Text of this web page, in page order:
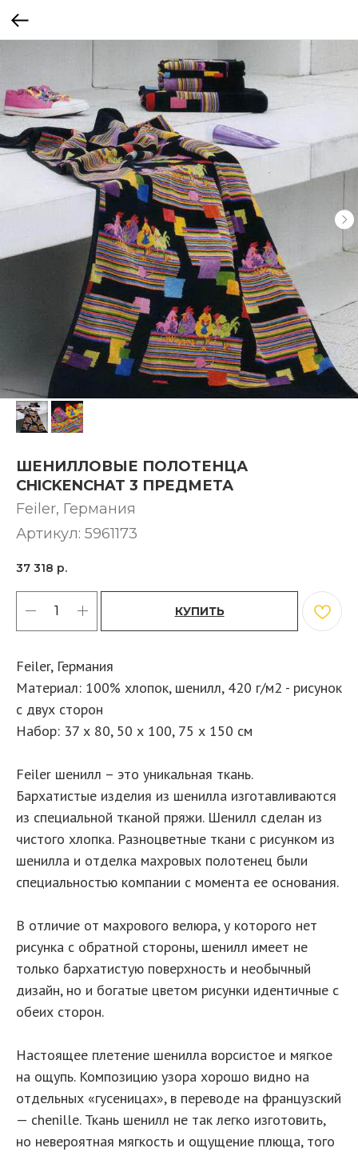
ШЕНИЛЛОВЫЕ ПОЛОТЕНЦА
CHICKENCHAT 3 ПРЕДМЕТА
Feiler, Германия
Артикул: 5961173
37 318 р.
КУПИТЬ
Feiler, Германия
Материал: 100% хлопок, шенилл, 420 г/м2 - рисунок
с двух сторон
Набор: 37 х 80, 50 х 100, 75 х 150 см
Feiler шенилл – это уникальная ткань.
Бархатистые изделия из шенилла изготавливаются
из специальной тканой пряжи. Шенилл сделан из
чистого хлопка. Разноцветные ткани с рисунком из
шенилла и отделка махровых полотенец были
специальностью компании с момента ее основания.
В отличие от махрового велюра, у которого нет
рисунка с обратной стороны, шенилл имеет не
только бархатистую поверхность и необычный
дизайн, но и богатые цветом рисунки идентичные с
обеих сторон.
Настоящее плетение шенилла ворсистое и мягкое
на ощупь. Композицию узора хорошо видно на
отдельных «гусеницах», в переводе на французский
— chenille. Ткань шенилл не так легко изготовить,
но невероятная мягкость и ощущение плюща, того